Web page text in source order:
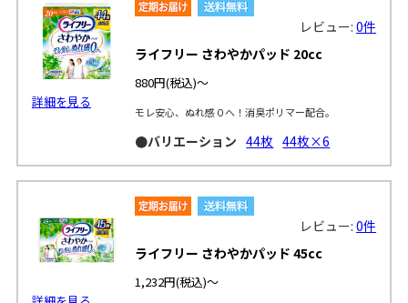
詳細を見る
レビュー:0件
ライフリー さわやかパッド 20cc
880円(税込)～
モレ安心、ぬれ感０へ！消臭ポリマー配合。
●バリエーション 44枚 44枚×6
レビュー:0件
ライフリー さわやかパッド 45cc
1,232円(税込)～